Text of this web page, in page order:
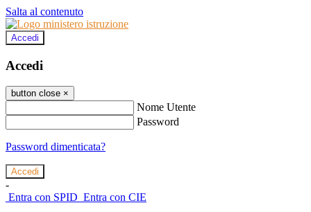
Salta al contenuto
Accedi
Accedi
button close ×
Nome Utente
Password
Password dimenticata?
-
Entra con SPID Entra con CIE